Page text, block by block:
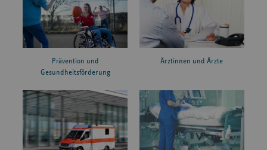
Prävention und
Gesundheitsförderung
Ärztinnen und Ärzte